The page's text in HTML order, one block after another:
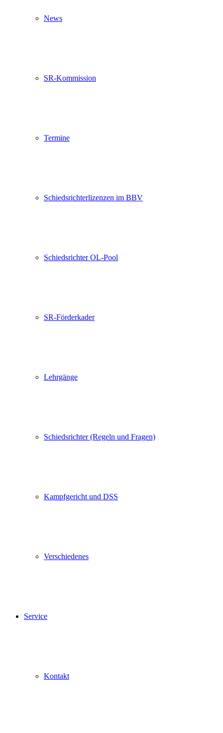
News
SR-Kommission
Termine
Schiedsrichterlizenzen im BBV
Schiedsrichter OL-Pool
SR-Förderkader
Lehrgänge
Schiedsrichter (Regeln und Fragen)
Kampfgericht und DSS
Verschiedenes
Service
Kontakt